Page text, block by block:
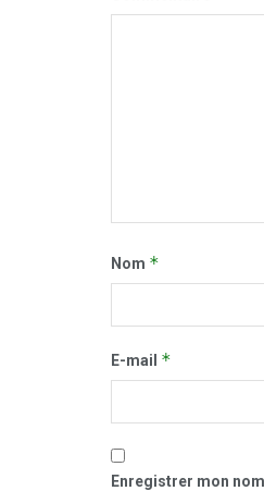
Nom *
E-mail *
Enregistrer mon